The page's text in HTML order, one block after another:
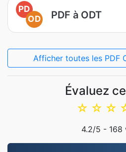
PD
OD
PDF à ODT
Afficher toutes les PDF
Évaluez
☆
☆
☆
4.2/5 - 168